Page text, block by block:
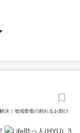
決｜地域密着の頼れるお助け